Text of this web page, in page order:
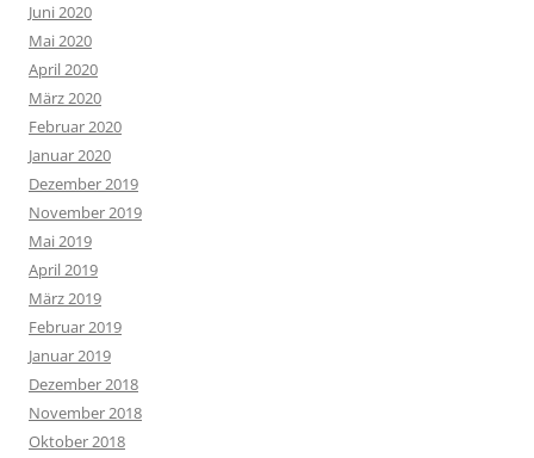
Juni 2020
Mai 2020
April 2020
März 2020
Februar 2020
Januar 2020
Dezember 2019
November 2019
Mai 2019
April 2019
März 2019
Februar 2019
Januar 2019
Dezember 2018
November 2018
Oktober 2018